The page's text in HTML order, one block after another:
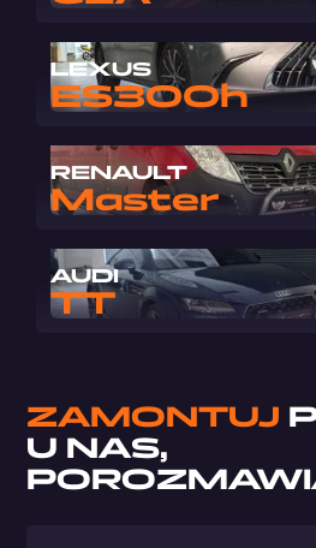
LEXUS
ES300h
RENAULT
Master
AUDI
TT
ZAMONTUJ
U NAS,